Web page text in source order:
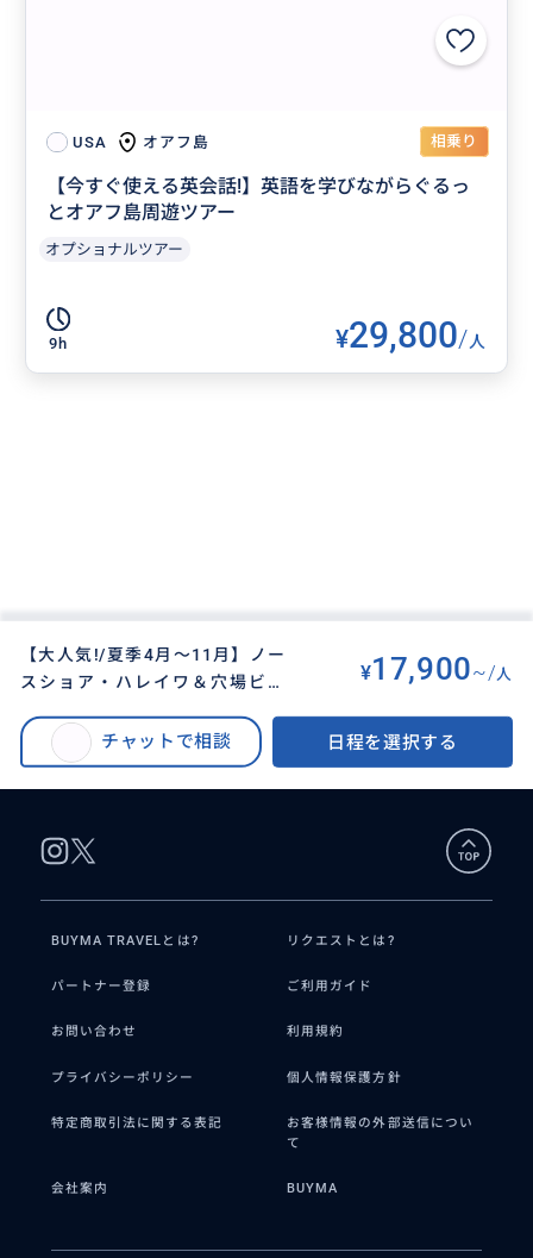
USA オアフ島 相乗り
【今すぐ使える英会話!】英語を学びながらぐるっ
とオアフ島周遊ツアー
オプショナルツアー
9h ¥29,800/人
【大人気!/夏季4月〜11月】ノー
スショア・ハレイワ＆穴場ビー
イド
¥17,900~/人
チャットで相談 日程を選択する
【大人気!/海がめウォッチング/日本語ガイド】ノースショア・ハレイワ＆穴
場ビーチ・シャークスコーブ
BUYMA TRAVELとは? リクエストとは?
パートナー登録 ご利用ガイド
お問い合わせ 利用規約
プライバシーポリシー 個人情報保護方針
特定商取引法に関する表記
お客様情報の外部送信につい
て
会社案内 BUYMA